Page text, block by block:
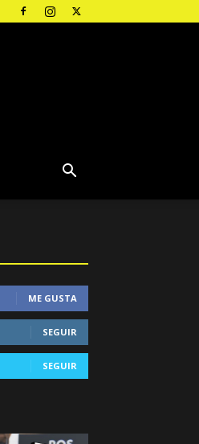
ME GUSTA
SEGUIR
SEGUIR